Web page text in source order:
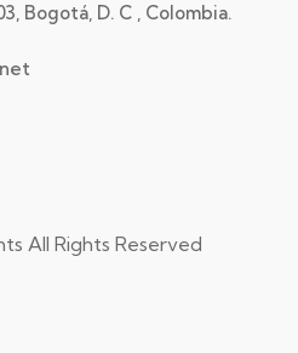
Bogotá, D. C , Colombia.
All Rights Reserved